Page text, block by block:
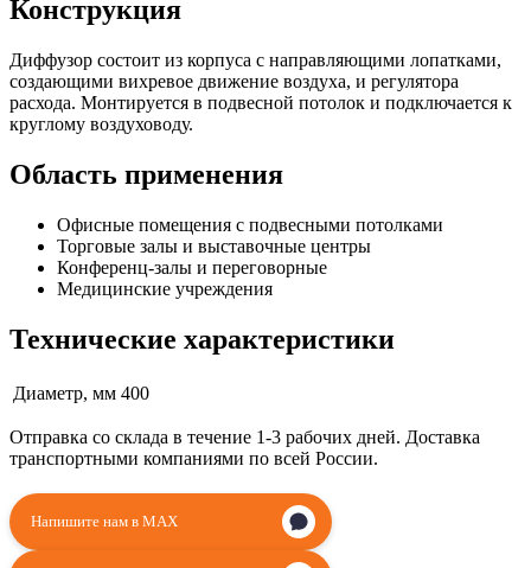
Конструкция
Диффузор состоит из корпуса с направляющими лопатками,
создающими вихревое движение воздуха, и регулятора
расхода. Монтируется в подвесной потолок и подключается к
круглому воздуховоду.
Область применения
Офисные помещения с подвесными потолками
Торговые залы и выставочные центры
Конференц-залы и переговорные
Медицинские учреждения
Технические характеристики
Диаметр, мм 400
Отправка со склада в течение 1-3 рабочих дней. Доставка
транспортными компаниями по всей России.
Напишите нам в MAX